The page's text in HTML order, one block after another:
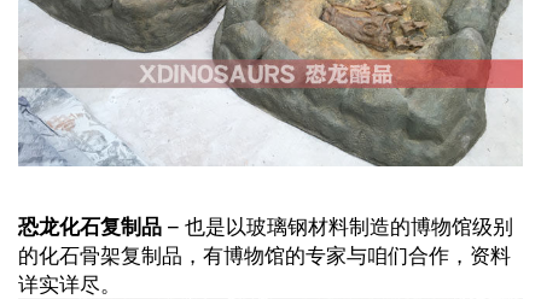
恐龙化石复制品 – 也是以玻璃钢材料制造的博物馆级别
的化石骨架复制品，有博物馆的专家与咱们合作，资料
详实详尽。